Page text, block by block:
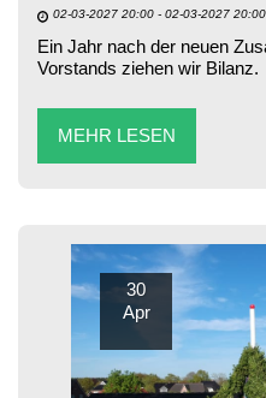
02-03-2027 20:00 - 02-03-2027 20:00
Ein Jahr nach der neuen
Vorstands ziehen wir Bilanz.
MEHR LESEN
30
Apr